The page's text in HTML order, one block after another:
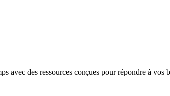
avec des ressources conçues pour répondre à vos